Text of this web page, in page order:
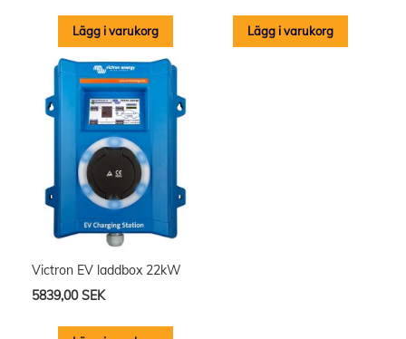
Lägg i varukorg Lägg i varukorg
Victron EV laddbox 22kW
5839,00 SEK